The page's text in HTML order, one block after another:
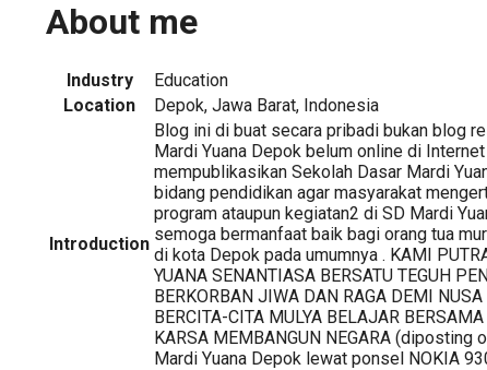
About me
Industry
Education
Location
Depok, Jawa Barat, Indonesia
Introduction
Blog ini di buat secara pribadi bukan blog
Mardi Yuana Depok belum online di
mempublikasikan Sekolah Dasar Mardi
bidang pendidikan agar masyarakat
program ataupun kegiatan2 di SD Mardi
semoga bermanfaat baik bagi orang tua
di kota Depok pada umumnya . KAMI
YUANA SENANTIASA BERSATU TEGUH
BERKORBAN JIWA DAN RAGA DEMI
BERCITA-CITA MULYA BELAJAR
KARSA MEMBANGUN NEGARA (diposting
Mardi Yuana Depok lewat ponsel NOKIA